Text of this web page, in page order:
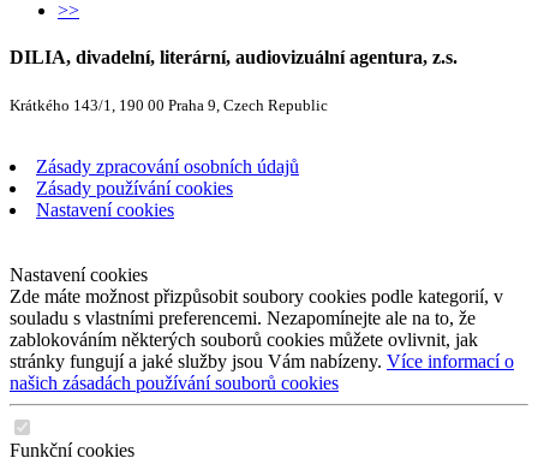
>>
DILIA, divadelní, literární, audiovizuální agentura, z.s.
Krátkého 143/1, 190 00 Praha 9, Czech Republic
Zásady zpracování osobních údajů
Zásady používání cookies
Nastavení cookies
Nastavení cookies
Zde máte možnost přizpůsobit soubory cookies podle kategorií, v
souladu s vlastními preferencemi. Nezapomínejte ale na to, že
zablokováním některých souborů cookies můžete ovlivnit, jak
stránky fungují a jaké služby jsou Vám nabízeny. Více informací o
našich zásadách používání souborů cookies
Funkční cookies